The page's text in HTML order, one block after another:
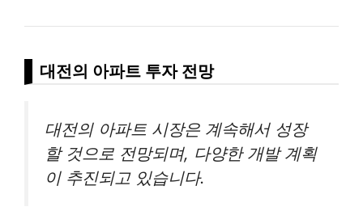
대전의 아파트 투자 전망
대전의 아파트 시장은 계속해서 성장
할 것으로 전망되며, 다양한 개발 계획
이 추진되고 있습니다.